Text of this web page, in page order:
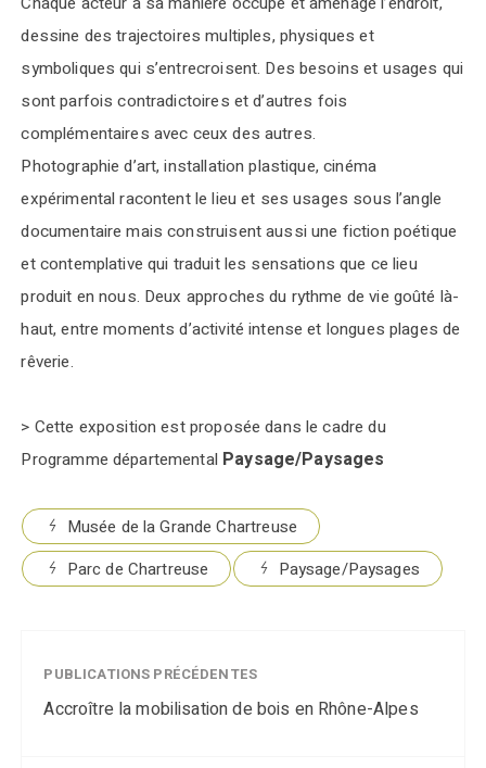
dessine des trajectoires multiples, physiques et
symboliques qui s’entrecroisent. Des besoins et usages qui
sont parfois contradictoires et d’autres fois
complémentaires avec ceux des autres.
Photographie d’art, installation plastique, cinéma
expérimental racontent le lieu et ses usages sous l’angle
documentaire mais construisent aussi une fiction poétique
et contemplative qui traduit les sensations que ce lieu
produit en nous. Deux approches du rythme de vie goûté là-
haut, entre moments d’activité intense et longues plages de
rêverie.
> Cette exposition est proposée dans le cadre du
Programme départemental Paysage/Paysages
Musée de la Grande Chartreuse
Parc de Chartreuse
Paysage/Paysages
PUBLICATIONS PRÉCÉDENTES
Accroître la mobilisation de bois en Rhône-Alpes